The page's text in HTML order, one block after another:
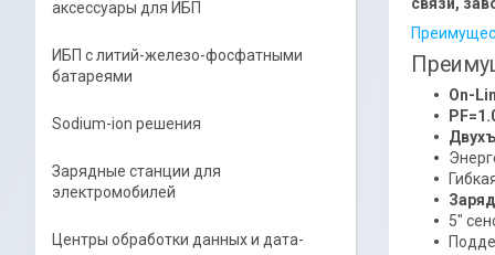
On-
5″
аксессуары для ИБП
ИБП с литий-железо-фосфатными
батареями
Sodium-ion решения
Зарядные станции для
электромобилей
Центры обработки данных и дата-